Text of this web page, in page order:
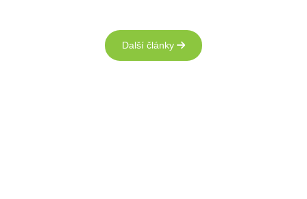
Další články